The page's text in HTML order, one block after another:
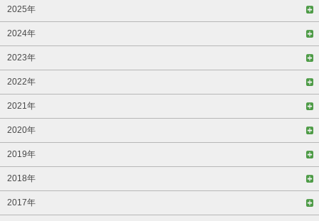
2025年
2024年
2023年
2022年
2021年
2020年
2019年
2018年
2017年